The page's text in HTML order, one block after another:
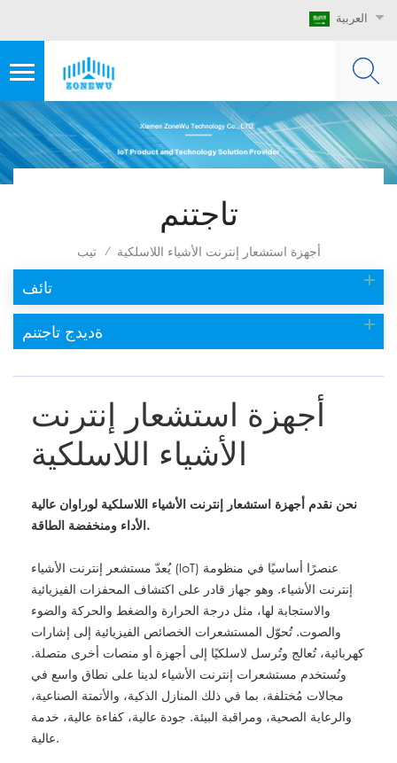
العربية
تاجتنم
تيب / أجهزة استشعار إنترنت الأشياء اللاسلكية
تائف
ةديدج تاجتنم
أجهزة استشعار إنترنت
الأشياء اللاسلكية
نحن نقدم أجهزة استشعار إنترنت الأشياء اللاسلكية لوراوان عالية
الأداء ومنخفضة الطاقة.
يُعدّ مستشعر إنترنت الأشياء (loT) عنصرًا أساسيًا في منظومة
إنترنت الأشياء. وهو جهاز قادر على اكتشاف المحفزات الفيزيائية
والاستجابة لها، مثل درجة الحرارة والضغط والحركة والضوء
والصوت. تُحوّل المستشعرات الخصائص الفيزيائية إلى إشارات
كهربائية، تُعالج وتُرسل لاسلكيًا إلى أجهزة أو منصات أخرى متصلة.
وتُستخدم مستشعرات إنترنت الأشياء لدينا على نطاق واسع في
مجالات مُختلفة، بما في ذلك المنازل الذكية، والأتمتة الصناعية،
والرعاية الصحية، ومراقبة البيئة. جودة عالية، كفاءة عالية، خدمة
عالية.